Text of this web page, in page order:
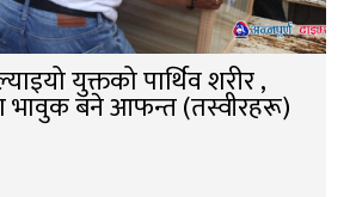
युक्तको पार्थिव शरीर ,
भावुक बने आफन्त (तस्वीरहरू)